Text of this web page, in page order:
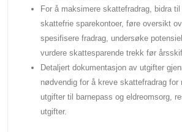
For å maksimere skattefradrag, bidra
skattefrie sparekontoer, føre oversikt
spesifisere fradrag, undersøke
vurdere skattesparende trekk før
Detaljert dokumentasjon av utgifter
nødvendig for å kreve skattefradrag for
utgifter til barnepass og eldreomsorg,
utgifter.